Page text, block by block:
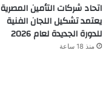
اتحاد شركات التأمين المصرية
يعتمد تشكيل اللجان الفنية
للدورة الجديدة لعام 2026
منذ 18 ساعة